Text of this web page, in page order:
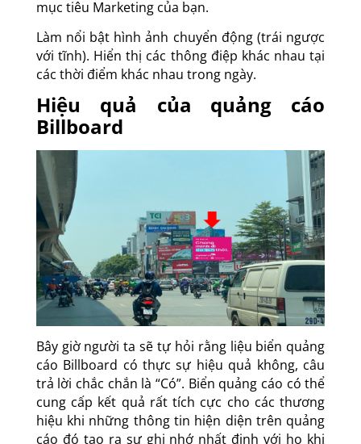
mục tiêu Marketing của bạn.
Làm nổi bật hình ảnh chuyển động (trái ngược
với tĩnh). Hiển thị các thông điệp khác nhau tại
các thời điểm khác nhau trong ngày.
Hiệu quả của
quảng cáo
Billboard
Bây giờ người ta sẽ tự hỏi rằng liệu biển quảng
cáo Billboard có thực sự hiệu quả không, câu
trả lời chắc chắn là “Có”. Biển quảng cáo có thể
cung cấp kết quả rất tích cực cho các thương
hiệu khi những thông tin hiện diện trên quảng
cáo đó tạo ra sự ghi nhớ nhất định với họ khi